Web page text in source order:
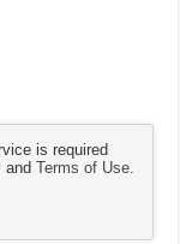
is required
andTerms of Use.